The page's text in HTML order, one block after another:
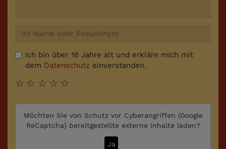
Ich bin über 16 Jahre alt und erkläre mich mit
dem Datenschutz einverstanden.
☆
☆
☆
☆
☆
Möchten Sie von Schutz vor Cyberangriffen (Google
ReCaptcha) bereitgestellte externe Inhalte laden?
Ja